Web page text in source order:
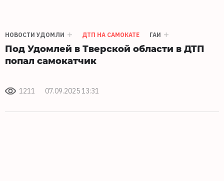
НОВОСТИ УДОМЛИ ДТП НА САМОКАТЕ ГАИ
Под Удомлей в Тверской области в ДТП
попал самокатчик
1211 07.09.2025 13:31